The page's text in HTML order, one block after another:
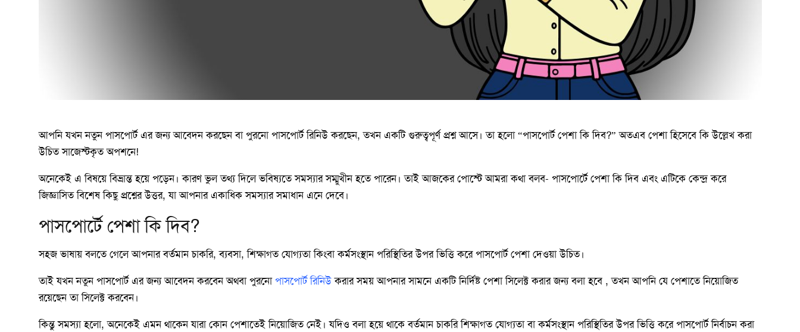
আপনি যখন নতুন পাসপোর্ট এর জন্য আবেদন করছেন বা পুরনো পাসপোর্ট রিনিউ করছেন, তখন একটি গুরুত্বপূর্ণ প্রশ্ন আসে। তা হলো “পাসপোর্ট পেশা কি দিব?” অতএব পেশা হিসেবে কি উল্লেখ করা
উচিত সাজেস্টকৃত অপশনে!
অনেকেই এ বিষয়ে বিভ্রান্ত হয়ে পড়েন। কারণ ভুল তথ্য দিলে ভবিষ্যতে সমস্যার সম্মুখীন হতে পারেন। তাই আজকের পোস্টে আমরা কথা বলব- পাসপোর্টে পেশা কি দিব এবং এটিকে কেন্দ্র করে
জিজ্ঞাসিত বিশেষ কিছু প্রশ্নের উত্তর, যা আপনার একাধিক সমস্যার সমাধান এনে দেবে।
পাসপোর্টে পেশা কি দিব?
সহজ ভাষায় বলতে গেলে আপনার বর্তমান চাকরি, ব্যবসা, শিক্ষাগত যোগ্যতা কিংবা কর্মসংস্থান পরিস্থিতির উপর ভিত্তি করে পাসপোর্ট পেশা দেওয়া উচিত।
তাই যখন নতুন পাসপোর্ট এর জন্য আবেদন করবেন অথবা পুরনোপাসপোর্ট রিনিউকরার সময় আপনার সামনে একটি নির্দিষ্ট পেশা সিলেক্ট করার জন্য বলা হবে , তখন আপনি যে পেশাতে নিয়োজিত
রয়েছেন তা সিলেক্ট করবেন।
কিন্তু সমস্যা হলো, অনেকেই এমন থাকেন যারা কোন পেশাতেই নিয়োজিত নেই। যদিও বলা হয়ে থাকে বর্তমান চাকরি শিক্ষাগত যোগ্যতা বা কর্মসংস্থান পরিস্থিতির উপর ভিত্তি করে পাসপোর্ট নির্বাচন করা